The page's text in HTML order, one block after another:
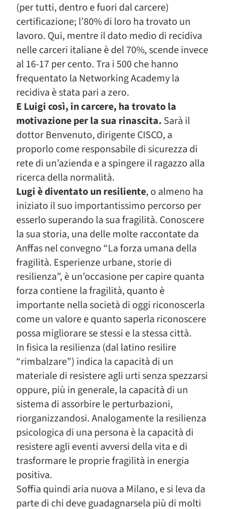
(per tutti, dentro e fuori dal carcere)
certificazione; l’80% di loro ha trovato un
lavoro. Qui, mentre il dato medio di recidiva
nelle carceri italiane è del 70%, scende invece
al 16-17 per cento. Tra i 500 che hanno
frequentato la Networking Academy la
recidiva è stata pari a zero.
E Luigi così, in carcere, ha trovato la
motivazione per la sua rinascita. Sarà il
dottor Benvenuto, dirigente CISCO, a
proporlo come responsabile di sicurezza di
rete di un’azienda e a spingere il ragazzo alla
ricerca della normalità.
Lugi è diventato un resiliente, o almeno ha
iniziato il suo importantissimo percorso per
esserlo superando la sua fragilità. Conoscere
la sua storia, una delle molte raccontate da
Anffas nel convegno “La forza umana della
fragilità. Esperienze urbane, storie di
resilienza”, è un’occasione per capire quanta
forza contiene la fragilità, quanto è
importante nella società di oggi riconoscerla
come un valore e quanto saperla riconoscere
possa migliorare se stessi e la stessa città.
In fisica la resilienza (dal latino resilire
“rimbalzare”) indica la capacità di un
materiale di resistere agli urti senza spezzarsi
oppure, più in generale, la capacità di un
sistema di assorbire le perturbazioni,
riorganizzandosi. Analogamente la resilienza
psicologica di una persona è la capacità di
resistere agli eventi avversi della vita e di
trasformare le proprie fragilità in energia
positiva.
Soffia quindi aria nuova a Milano, e si leva da
parte di chi deve guadagnarsela più di molti